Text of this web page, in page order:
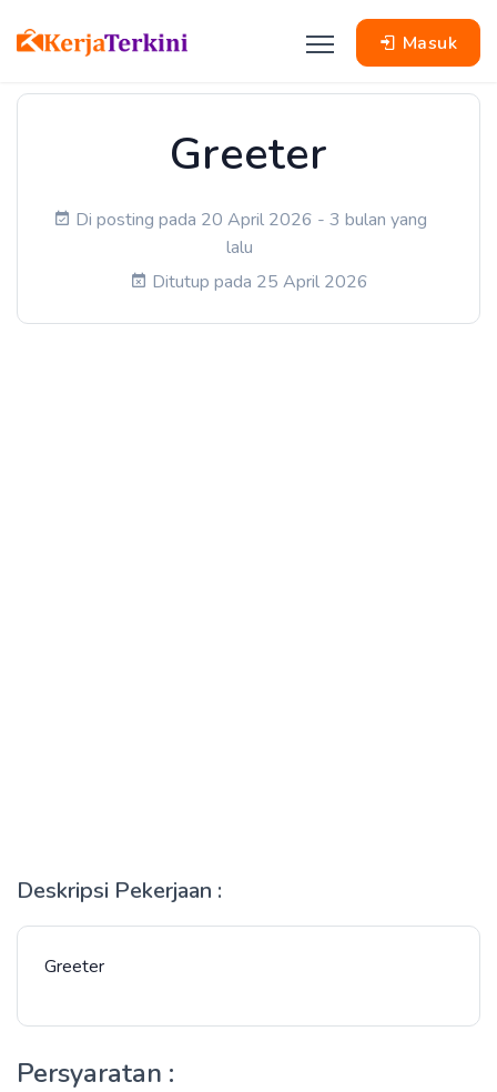
Masuk
Greeter
Di posting pada 20 April 2026 - 3 bulan yang
lalu
Ditutup pada 25 April 2026
Deskripsi Pekerjaan :
Greeter
Persyaratan :